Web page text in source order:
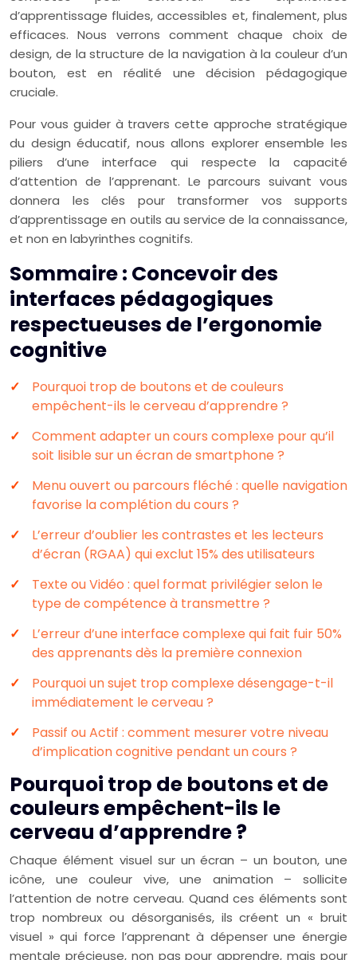
d’apprentissage fluides, accessibles et, finalement, plus
efficaces. Nous verrons comment chaque choix de
design, de la structure de la navigation à la couleur d’un
bouton, est en réalité une décision pédagogique
cruciale.
Pour vous guider à travers cette approche stratégique
du design éducatif, nous allons explorer ensemble les
piliers d’une interface qui respecte la capacité
d’attention de l’apprenant. Le parcours suivant vous
donnera les clés pour transformer vos supports
d’apprentissage en outils au service de la connaissance,
et non en labyrinthes cognitifs.
Sommaire : Concevoir des
interfaces pédagogiques
respectueuses de l’ergonomie
cognitive
Pourquoi trop de boutons et de couleurs
empêchent-ils le cerveau d’apprendre ?
Comment adapter un cours complexe pour qu’il
soit lisible sur un écran de smartphone ?
Menu ouvert ou parcours fléché : quelle navigation
favorise la complétion du cours ?
L’erreur d’oublier les contrastes et les lecteurs
d’écran (RGAA) qui exclut 15% des utilisateurs
Texte ou Vidéo : quel format privilégier selon le
type de compétence à transmettre ?
L’erreur d’une interface complexe qui fait fuir 50%
des apprenants dès la première connexion
Pourquoi un sujet trop complexe désengage-t-il
immédiatement le cerveau ?
Passif ou Actif : comment mesurer votre niveau
d’implication cognitive pendant un cours ?
Pourquoi trop de boutons et de
couleurs empêchent-ils le
cerveau d’apprendre ?
Chaque élément visuel sur un écran – un bouton, une
icône, une couleur vive, une animation – sollicite
l’attention de notre cerveau. Quand ces éléments sont
trop nombreux ou désorganisés, ils créent un « bruit
visuel » qui force l’apprenant à dépenser une énergie
mentale précieuse, non pas pour apprendre, mais pour